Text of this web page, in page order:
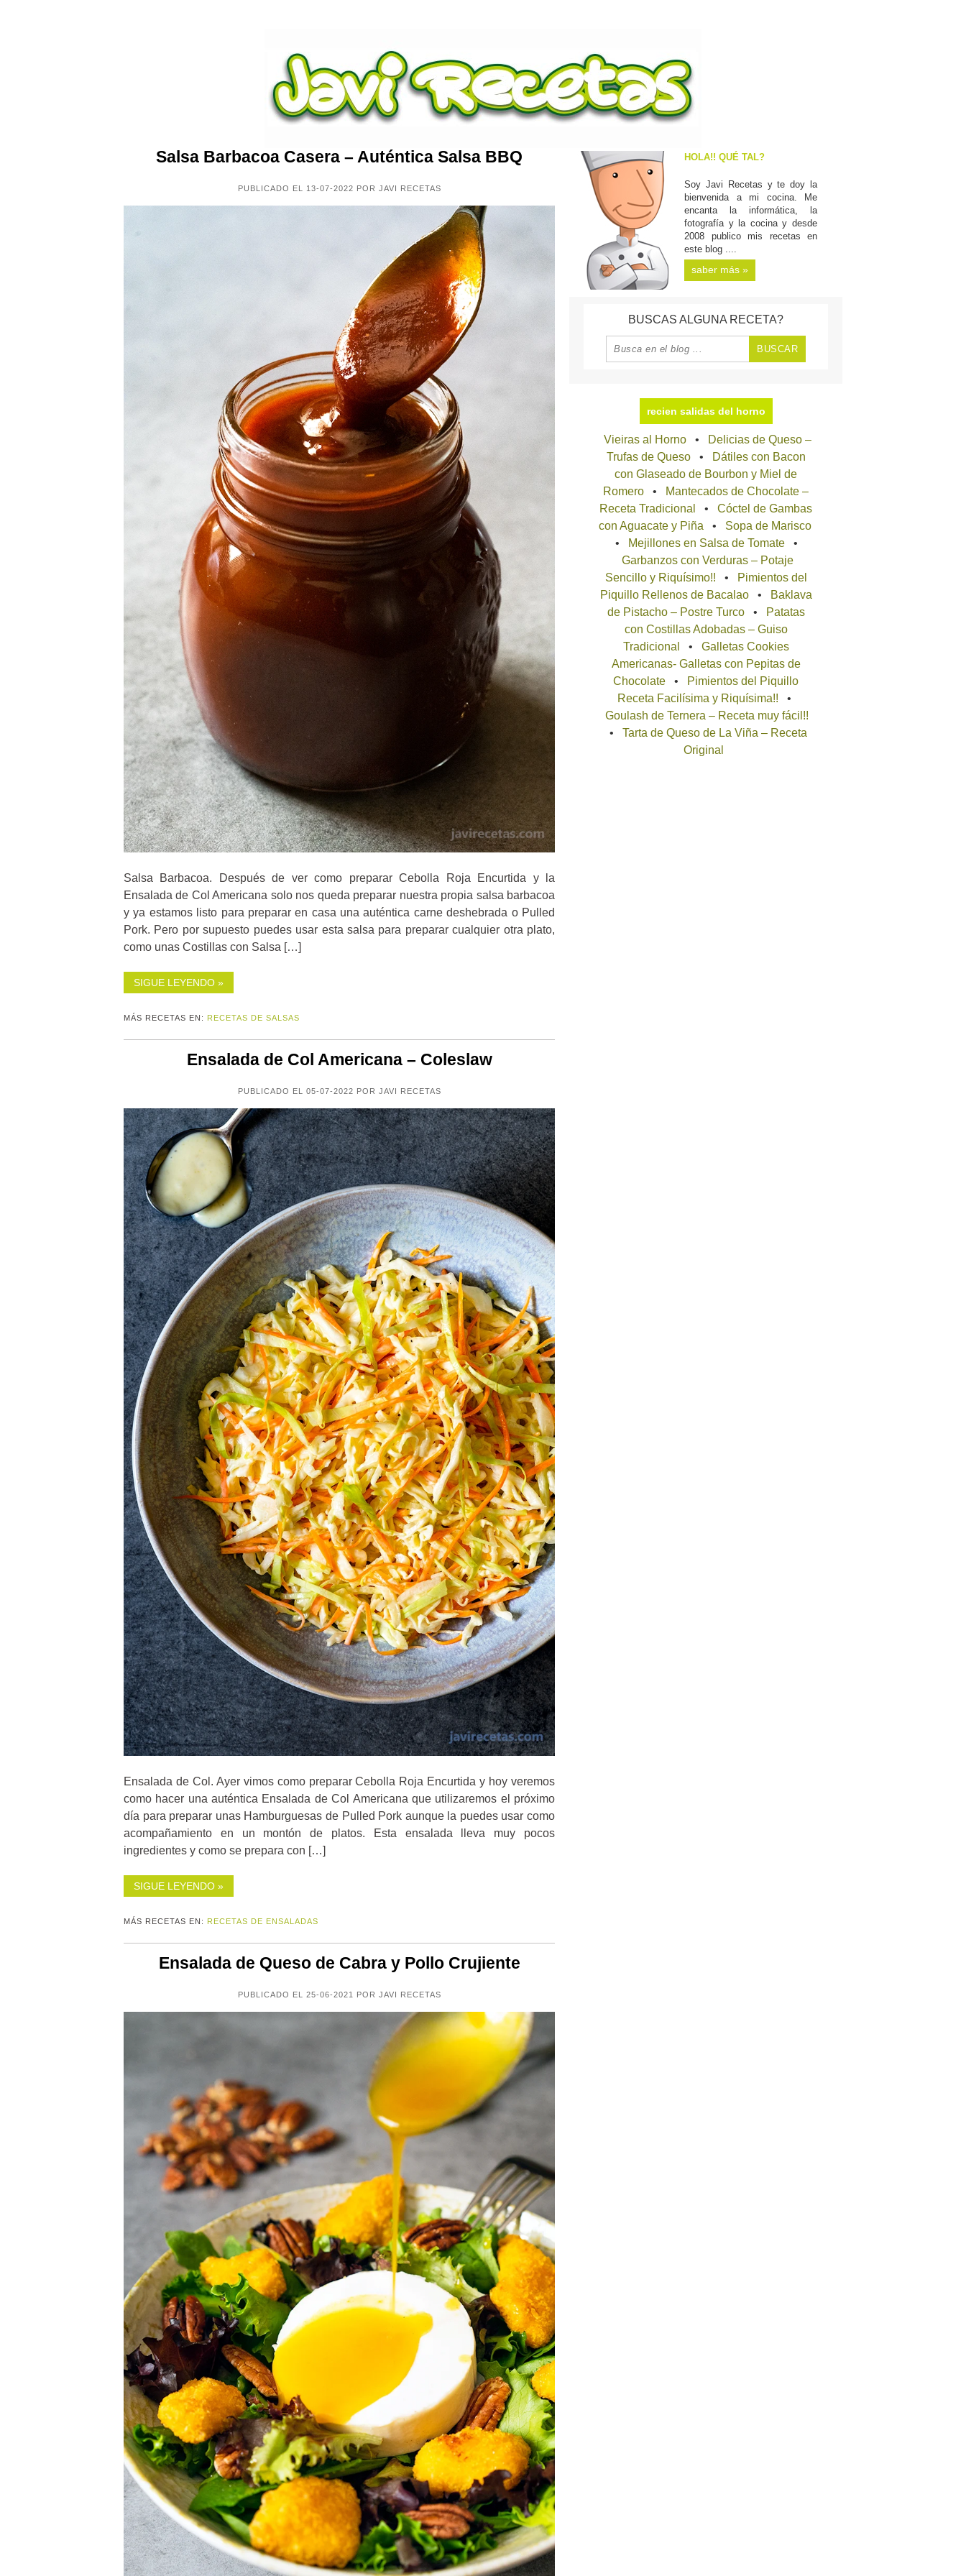
Salsa Barbacoa Casera – Auténtica Salsa BBQ
PUBLICADO EL 13-07-2022 POR JAVI RECETAS
Salsa Barbacoa. Después de ver como preparar Cebolla Roja Encurtida y la
Ensalada de Col Americana solo nos queda preparar nuestra propia salsa barbacoa
y ya estamos listo para preparar en casa una auténtica carne deshebrada o Pulled
Pork. Pero por supuesto puedes usar esta salsa para preparar cualquier otra plato,
como unas Costillas con Salsa […]
SIGUE LEYENDO »
MÁS RECETAS EN: RECETAS DE SALSAS
Ensalada de Col Americana – Coleslaw
PUBLICADO EL 05-07-2022 POR JAVI RECETAS
Ensalada de Col. Ayer vimos como preparar Cebolla Roja Encurtida y hoy veremos
como hacer una auténtica Ensalada de Col Americana que utilizaremos el próximo
día para preparar unas Hamburguesas de Pulled Pork aunque la puedes usar como
acompañamiento en un montón de platos. Esta ensalada lleva muy pocos
ingredientes y como se prepara con […]
SIGUE LEYENDO »
MÁS RECETAS EN: RECETAS DE ENSALADAS
Ensalada de Queso de Cabra y Pollo Crujiente
PUBLICADO EL 25-06-2021 POR JAVI RECETAS
HOLA!! QUÉ TAL?
Soy Javi Recetas y te doy la
bienvenida a mi cocina. Me
encanta la informática, la
fotografía y la cocina y desde
2008 publico mis recetas en
este blog ....
saber más »
BUSCAS ALGUNA RECETA?
recien salidas del horno
Vieiras al Horno
Delicias de Queso –
Trufas de Queso
Dátiles con Bacon
con Glaseado de Bourbon y Miel de
Romero
Mantecados de Chocolate –
Receta Tradicional
Cóctel de Gambas
con Aguacate y Piña
Sopa de Marisco
Mejillones en Salsa de Tomate
Garbanzos con Verduras – Potaje
Sencillo y Riquísimo!!
Pimientos del
Piquillo Rellenos de Bacalao
Baklava
de Pistacho – Postre Turco
Patatas
con Costillas Adobadas – Guiso
Tradicional
Galletas Cookies
Americanas- Galletas con Pepitas de
Chocolate
Pimientos del Piquillo
Receta Facilísima y Riquísima!!
Goulash de Ternera – Receta muy fácil!!
Tarta de Queso de La Viña – Receta
Original